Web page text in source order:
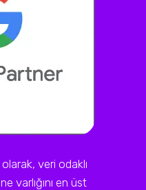
veri odaklı
varlığını en üst